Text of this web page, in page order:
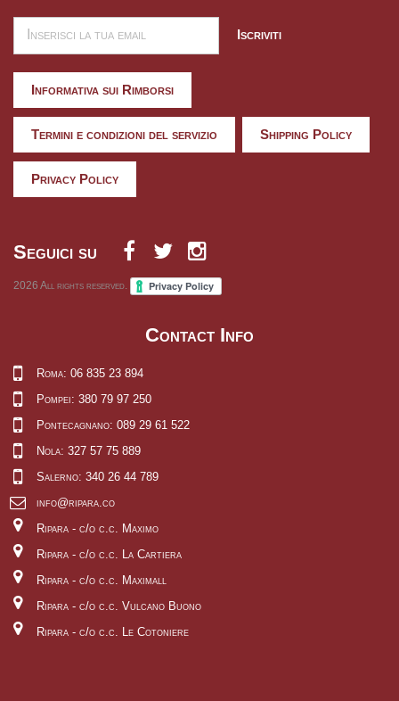
Iscriviti
Informativa sui Rimborsi
Termini e condizioni del servizio Shipping Policy
Privacy Policy
Seguici su
2026 All rights reserved.
Contact Info
Roma: 06 835 23 894
Pompei: 380 79 97 250
Pontecagnano: 089 29 61 522
Nola: 327 57 75 889
Salerno: 340 26 44 789
info@ripara.co
Ripara - c/o c.c. Maximo
Ripara - c/o c.c. La Cartiera
Ripara - c/o c.c. Maximall
Ripara - c/o c.c. Vulcano Buono
Ripara - c/o c.c. Le Cotoniere